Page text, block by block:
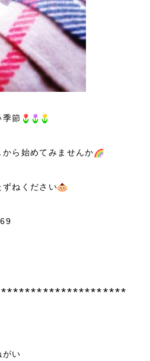
季節
ら始めてみませんか
ずねください
い